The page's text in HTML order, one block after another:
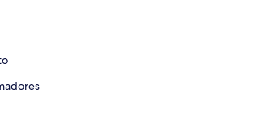
blackout y wifi gratis